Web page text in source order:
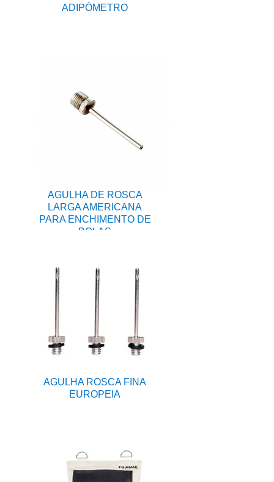
ADIPÓMETRO
AGULHA DE ROSCA
LARGA AMERICANA
PARA ENCHIMENTO DE
BOLAS
AGULHA ROSCA FINA
EUROPEIA